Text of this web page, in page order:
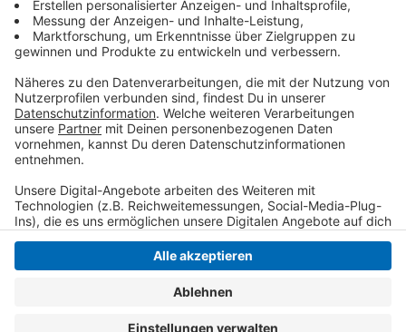
Benjamin Klappan (VOLT)
Anzeige
Anzeige